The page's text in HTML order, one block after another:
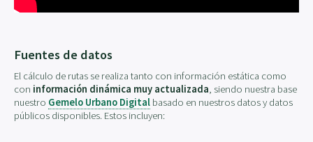
Fuentes de datos
El cálculo de rutas se realiza tanto con información estática como
con información dinámica muy actualizada, siendo nuestra base
nuestro Gemelo Urbano Digital basado en nuestros datos y datos
públicos disponibles. Estos incluyen: